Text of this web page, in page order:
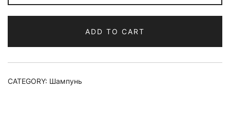
волос
SHAMPOO
quantity
ADD TO CART
CATEGORY: Шампунь